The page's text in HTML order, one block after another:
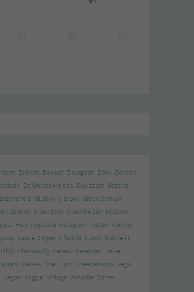
Bakken Bewust Biologisch Boek Boeken
De Groene Meisjes Duurzaam Gezond
Glutenvrij Groen Groen Denken
Denken Groen Eten Groen Reizen Hotspot
Huis Inspiratie Instagram Katten Kleding
Leuke Dingen Lifestyle Lunch Makkelijk
Plantaardig Recept Recepten Reizen
Review Snel Tips Tweedehands Vega
Vegan Veggie Vintage Winactie Zomer